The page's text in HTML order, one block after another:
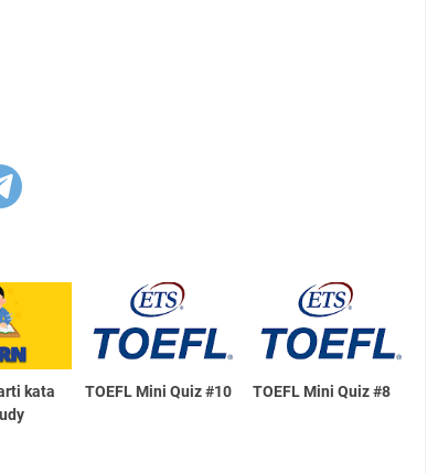
kata
TOEFL Mini Quiz #10 TOEFL Mini Quiz #8